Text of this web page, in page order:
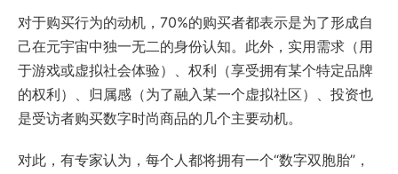
对于购买行为的动机，70%的购买者都表示是为了形成自
己在元宇宙中独一无二的身份认知。此外，实用需求（用
于游戏或虚拟社会体验）、权利（享受拥有某个特定品牌
的权利）、归属感（为了融入某一个虚拟社区）、投资也
是受访者购买数字时尚商品的几个主要动机。
对此，有专家认为，每个人都将拥有一个“数字双胞胎”，